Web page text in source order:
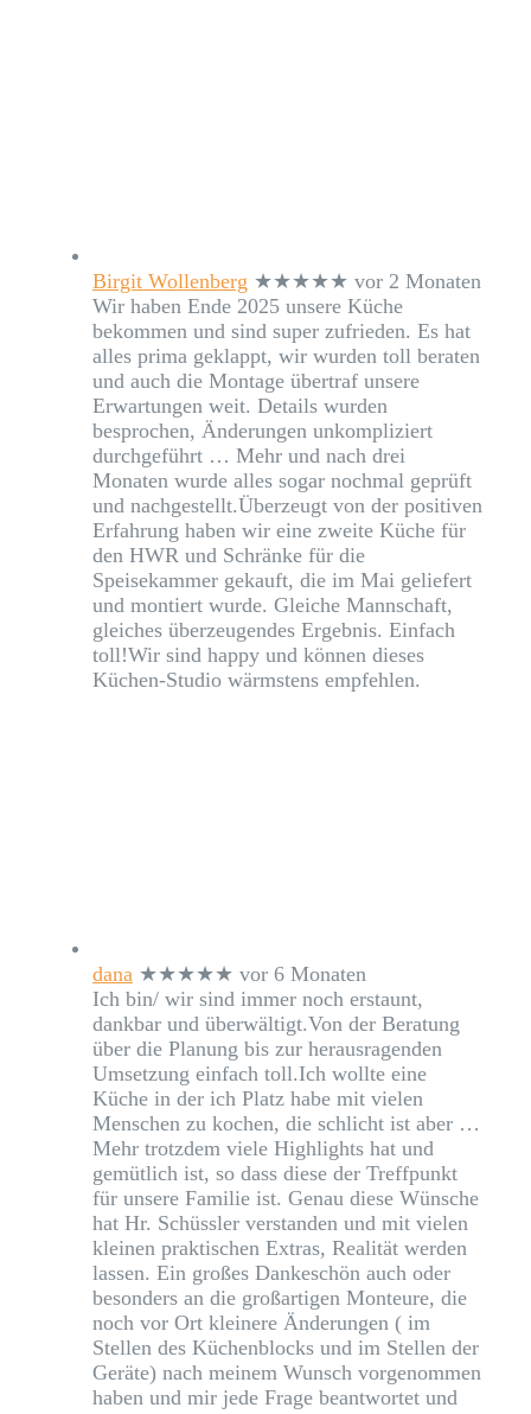
Birgit Wollenberg ★★★★★ vor 2 Monaten
Wir haben Ende 2025 unsere Küche
bekommen und sind super zufrieden. Es hat
alles prima geklappt, wir wurden toll beraten
und auch die Montage übertraf unsere
Erwartungen weit. Details wurden
besprochen, Änderungen unkompliziert
durchgeführt … Mehr und nach drei
Monaten wurde alles sogar nochmal geprüft
und nachgestellt.Überzeugt von der positiven
Erfahrung haben wir eine zweite Küche für
den HWR und Schränke für die
Speisekammer gekauft, die im Mai geliefert
und montiert wurde. Gleiche Mannschaft,
gleiches überzeugendes Ergebnis. Einfach
toll!Wir sind happy und können dieses
Küchen-Studio wärmstens empfehlen.
dana ★★★★★ vor 6 Monaten
Ich bin/ wir sind immer noch erstaunt,
dankbar und überwältigt.Von der Beratung
über die Planung bis zur herausragenden
Umsetzung einfach toll.Ich wollte eine
Küche in der ich Platz habe mit vielen
Menschen zu kochen, die schlicht ist aber …
Mehr trotzdem viele Highlights hat und
gemütlich ist, so dass diese der Treffpunkt
für unsere Familie ist. Genau diese Wünsche
hat Hr. Schüssler verstanden und mit vielen
kleinen praktischen Extras, Realität werden
lassen. Ein großes Dankeschön auch oder
besonders an die großartigen Monteure, die
noch vor Ort kleinere Änderungen ( im
Stellen des Küchenblocks und im Stellen der
Geräte) nach meinem Wunsch vorgenommen
haben und mir jede Frage beantwortet und